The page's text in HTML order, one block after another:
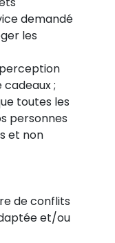
demandé
les
;
toutes les
personnes
et non
de conflits
et/ou